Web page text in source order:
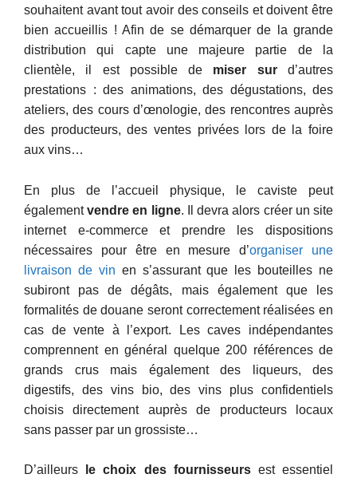
souhaitent avant tout avoir des conseils et doivent être
bien accueillis ! Afin de se démarquer de la grande
distribution qui capte une majeure partie de la
clientèle, il est possible de miser surd’autres
prestations : des animations, des dégustations, des
ateliers, des cours d’œnologie, des rencontres auprès
des producteurs, des ventes privées lors de la foire
aux vins…
En plus de l’accueil physique, le caviste peut
égalementvendre en ligne. Il devra alors créer un site
internet e-commerce et prendre les dispositions
nécessaires pour être en mesure d’organiser une
livraison de vin en s’assurant que les bouteilles ne
subiront pas de dégâts, mais également que les
formalités de douane seront correctement réalisées en
cas de vente à l’export. Les caves indépendantes
comprennent en général quelque 200 références de
grands crus mais également des liqueurs, des
digestifs, des vins bio, des vins plus confidentiels
choisis directement auprès de producteurs locaux
sans passer par un grossiste…
D’ailleurs le choix des fournisseursest essentiel